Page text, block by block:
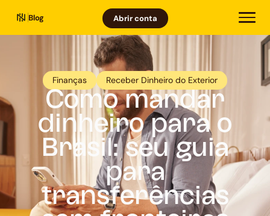
Blog Abrir conta
Finanças Receber Dinheiro do Exterior
Como mandar
dinheiro para o
Brasil: seu guia
para
transferências